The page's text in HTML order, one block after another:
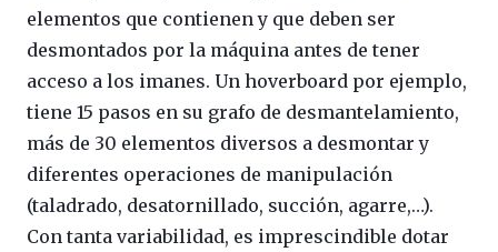
elementos que contienen y que deben ser
desmontados por la máquina antes de tener
acceso a los imanes. Un hoverboard por ejemplo,
tiene 15 pasos en su grafo de desmantelamiento,
más de 30 elementos diversos a desmontar y
diferentes operaciones de manipulación
(taladrado, desatornillado, succión, agarre,…).
Con tanta variabilidad, es imprescindible dotar